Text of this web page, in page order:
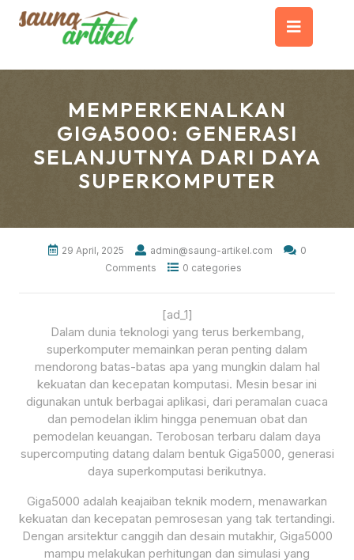
MEMPERKENALKAN
GIGA5000: GENERASI
SELANJUTNYA DARI DAYA
SUPERKOMPUTER
29 April, 2025 admin@saung-artikel.com
0
Comments
0 categories
[ad_1]
Dalam dunia teknologi yang terus berkembang,
superkomputer memainkan peran penting dalam
mendorong batas-batas apa yang mungkin dalam hal
kekuatan dan kecepatan komputasi. Mesin besar ini
digunakan untuk berbagai aplikasi, dari peramalan cuaca
dan pemodelan iklim hingga penemuan obat dan
pemodelan keuangan. Terobosan terbaru dalam daya
supercomputing datang dalam bentuk Giga5000, generasi
daya superkomputasi berikutnya.
Giga5000 adalah keajaiban teknik modern, menawarkan
kekuatan dan kecepatan pemrosesan yang tak tertandingi.
Dengan arsitektur canggih dan desain mutakhir, Giga5000
mampu melakukan perhitungan dan simulasi yang